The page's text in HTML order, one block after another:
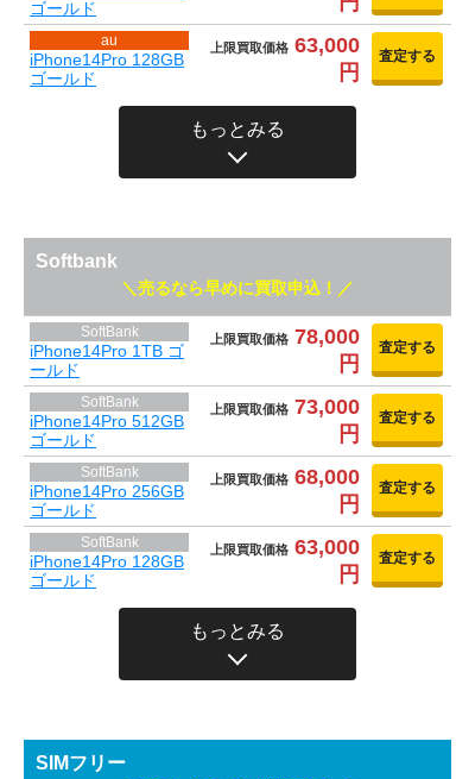
ゴールド
au
iPhone14Pro 128GB
ゴールド
上限買取価格 63,000
円
査定する
もっとみる
Softbank
売るなら早めに買取申込！
SoftBank
iPhone14Pro 1TB ゴ
ールド
上限買取価格 78,000
円
査定する
SoftBank
iPhone14Pro 512GB
ゴールド
上限買取価格 73,000
円
査定する
SoftBank
iPhone14Pro 256GB
ゴールド
上限買取価格 68,000
円
査定する
SoftBank
iPhone14Pro 128GB
ゴールド
上限買取価格 63,000
円
査定する
もっとみる
SIMフリー